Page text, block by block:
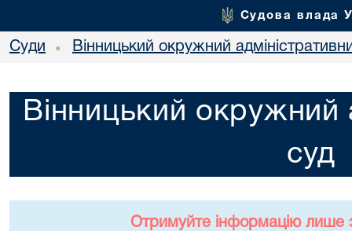
Судова влада
Суди • Вінницький окружний
Вінницький окружний
суд
Отримуйте інформацію лише